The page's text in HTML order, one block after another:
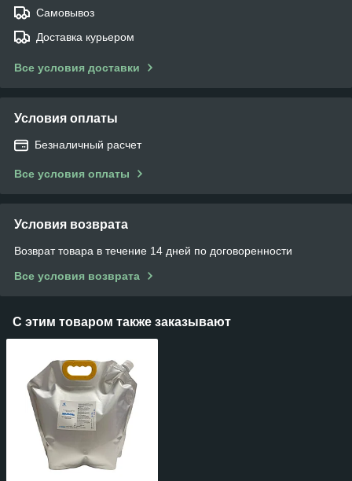
Самовывоз
Доставка курьером
Все условия доставки
Условия оплаты
Безналичный расчет
Все условия оплаты
Условия возврата
Возврат товара в течение 14 дней по договоренности
Все условия возврата
С этим товаром также заказывают